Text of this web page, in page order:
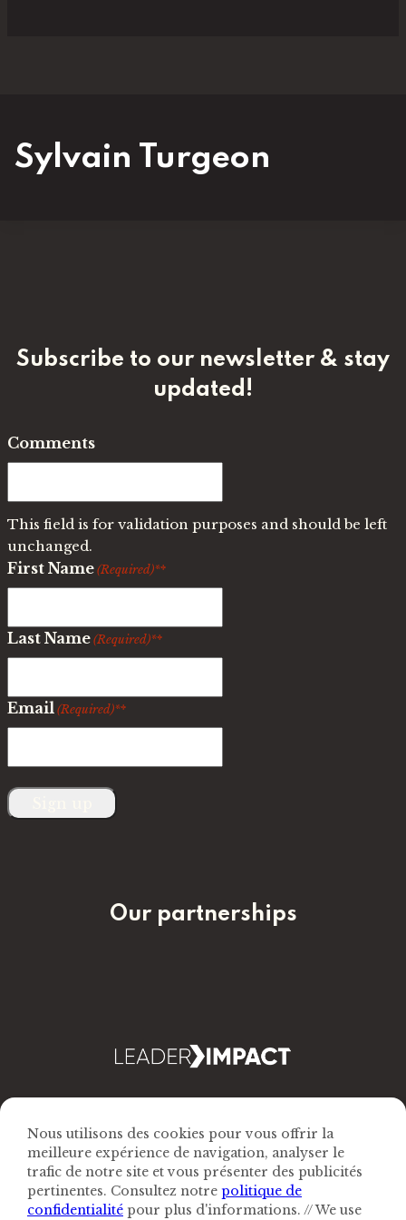
Sylvain Turgeon
Subscribe to our newsletter & stay
updated!
Comments
This field is for validation purposes and should be left
unchanged.
First Name(Required)
Last Name(Required)
Email (Required)
Our partnerships
Nous utilisons des cookies pour vous offrir la
meilleure expérience de navigation, analyser le
trafic de notre site et vous présenter des publicités
pertinentes. Consultez notre politique de
confidentialité pour plus d'informations. // We use